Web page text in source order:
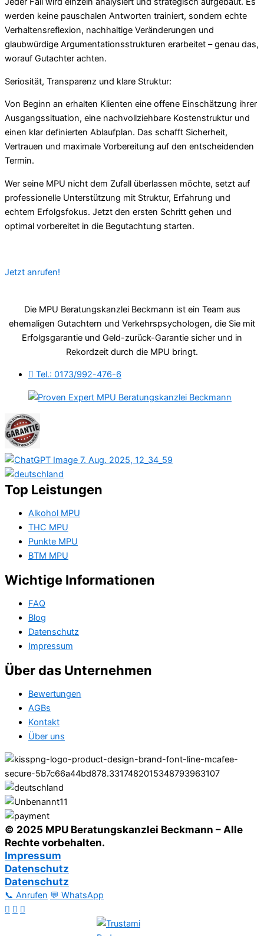
werden keine pauschalen Antworten trainiert, sondern echte
Verhaltensreflexion, nachhaltige Veränderungen und
glaubwürdige Argumentationsstrukturen erarbeitet – genau das,
worauf Gutachter achten.
Seriosität, Transparenz und klare Struktur:
Von Beginn an erhalten Klienten eine offene Einschätzung ihrer
Ausgangssituation, eine nachvollziehbare Kostenstruktur und
einen klar definierten Ablaufplan. Das schafft Sicherheit,
Vertrauen und maximale Vorbereitung auf den entscheidenden
Termin.
Wer seine MPU nicht dem Zufall überlassen möchte, setzt auf
professionelle Unterstützung mit Struktur, Erfahrung und
echtem Erfolgsfokus. Jetzt den ersten Schritt gehen und
optimal vorbereitet in die Begutachtung starten.
Jetzt anrufen!
Die MPU Beratungskanzlei Beckmann ist ein Team aus
ehemaligen Gutachtern und Verkehrspsychologen, die Sie mit
Erfolgsgarantie und Geld-zurück-Garantie sicher und in
Rekordzeit durch die MPU bringt.
Tel.: 0173/992-476-6
Top Leistungen
Alkohol MPU
THC MPU
Punkte MPU
BTM MPU
Wichtige Informationen
FAQ
Blog
Datenschutz
Impressum
Über das Unternehmen
Bewertungen
AGBs
Kontakt
Über uns
© 2025 MPU Beratungskanzlei Beckmann – Alle
Rechte vorbehalten.
Impressum
Datenschutz
Datenschutz
📞 Anrufen 💬 WhatsApp